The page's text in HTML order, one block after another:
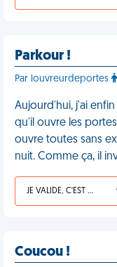
Parkour !
Par louvreurdeportes
Aujourd'hui, j'ai
qu'il ouvre les
ouvre toutes sans
nuit. Comme ça, il
JE VALIDE, C'EST UNE VDM
Coucou !